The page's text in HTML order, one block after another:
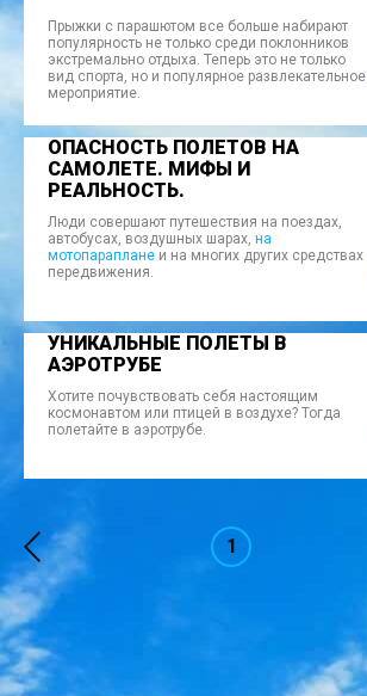
Прыжки с парашютом все больше набирают
популярность не только среди поклонников
экстремально отдыха. Теперь это не только
вид спорта, но и популярное развлекательное
мероприятие.
ОПАСНОСТЬ ПОЛЕТОВ НА
САМОЛЕТЕ. МИФЫ И
РЕАЛЬНОСТЬ.
Люди совершают путешествия на поездах,
автобусах, воздушных шарах, на
мотопараплане и на многих других средствах
передвижения.
УНИКАЛЬНЫЕ ПОЛЕТЫ В
АЭРОТРУБЕ
Хотите почувствовать себя настоящим
космонавтом или птицей в воздухе? Тогда
полетайте в аэротрубе.
1